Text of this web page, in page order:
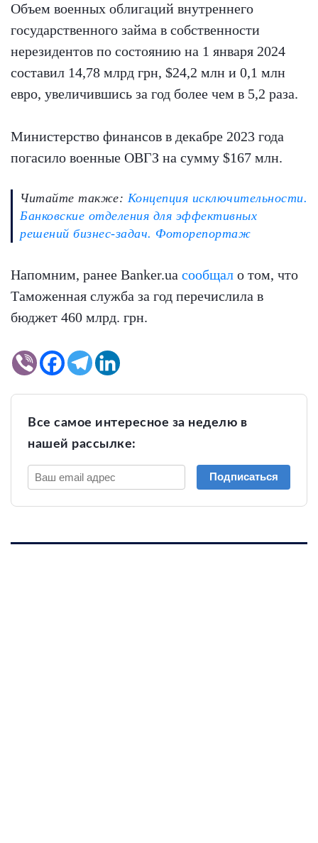
Объем военных облигаций внутреннего
государственного займа в собственности
нерезидентов по состоянию на 1 января 2024
составил 14,78 млрд грн, $24,2 млн и 0,1 млн
евро, увеличившись за год более чем в 5,2 раза.
Министерство финансов в декабре 2023 года
погасило военные ОВГЗ на сумму $167 млн.
Читайте также: Концепция исключительности.
Банковские отделения для эффективных
решений бизнес-задач. Фоторепортаж
Напомним, ранее Banker.ua сообщал о том, что
Таможенная служба за год перечислила в
бюджет 460 млрд. грн.
Все самое интересное за неделю в
нашей рассылке:
Подписаться